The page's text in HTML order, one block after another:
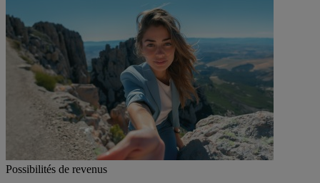
Possibilités de revenus